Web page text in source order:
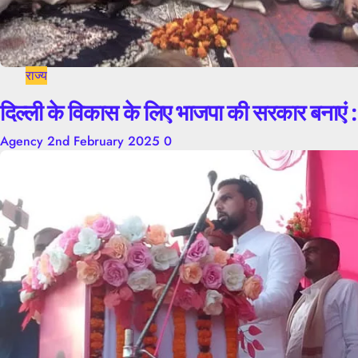
राज्य
दिल्ली के विकास के लिए भाजपा की सरकार बनाएं :
Agency 2nd February 2025 0